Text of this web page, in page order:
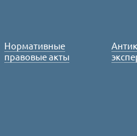
Нормативные
правовые акты